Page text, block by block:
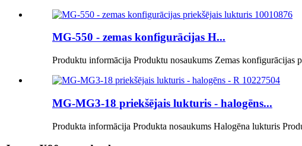
MG-550 - zemas konfigurācijas H...
Produktu informācija Produktu nosaukums Zemas konfigurācijas
MG-MG3-18 priekšējais lukturis - halogēns...
Produkta informācija Produkta nosaukums Halogēna lukturis